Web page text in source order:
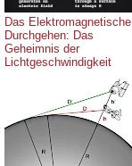
Das Elektromagnetische
Durchgehen: Das
Geheimnis der
Lichtgeschwindigkeit